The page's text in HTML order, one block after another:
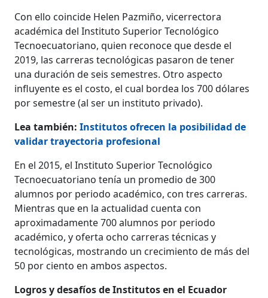
Con ello coincide Helen Pazmiño, vicerrectora
académica del Instituto Superior Tecnológico
Tecnoecuatoriano, quien reconoce que desde el
2019, las carreras tecnológicas pasaron de tener
una duración de seis semestres. Otro aspecto
influyente es el costo, el cual bordea los 700 dólares
por semestre (al ser un instituto privado).
Lea también:Institutos ofrecen la posibilidad de
validar trayectoria profesional
En el 2015, el Instituto Superior Tecnológico
Tecnoecuatoriano tenía un promedio de 300
alumnos por periodo académico, con tres carreras.
Mientras que en la actualidad cuenta con
aproximadamente 700 alumnos por periodo
académico, y oferta ocho carreras técnicas y
tecnológicas, mostrando un crecimiento de más del
50 por ciento en ambos aspectos.
Logros y desafíos de Institutos en el Ecuador